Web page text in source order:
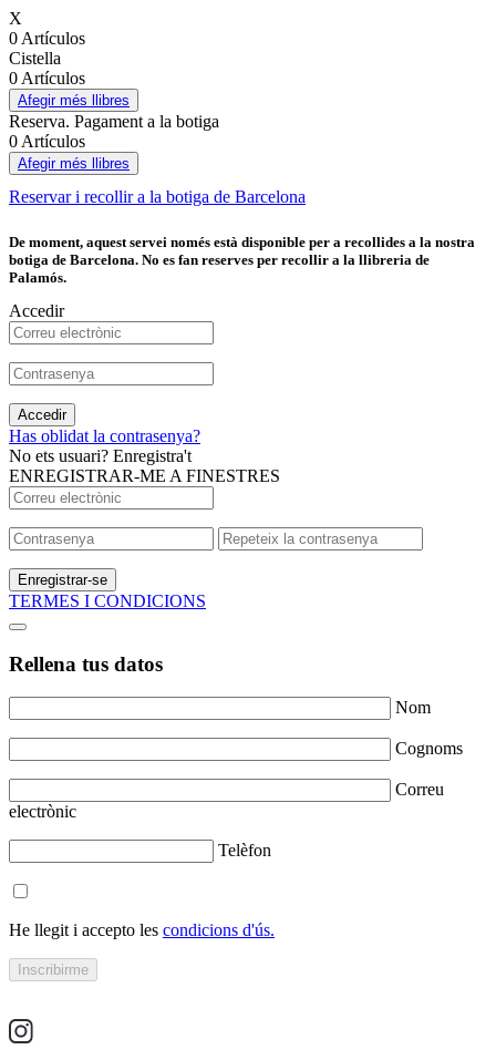
X
0 Artículos
Cistella
0 Artículos
Afegir més llibres
Reserva. Pagament a la botiga
0 Artículos
Afegir més llibres
Reservar i recollir a la botiga de Barcelona
De moment, aquest servei només està disponible per a recollides a la nostra
botiga de Barcelona. No es fan reserves per recollir a la llibreria de
Palamós.
Accedir
Accedir
Has oblidat la contrasenya?
No ets usuari? Enregistra't
ENREGISTRAR-ME A FINESTRES
Enregistrar-se
TERMES I CONDICIONS
Rellena tus datos
Nom
Cognoms
Correu
electrònic
Telèfon
He llegit i accepto les condicions d'ús.